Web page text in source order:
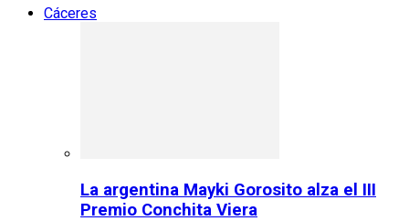
Cáceres
La argentina Mayki Gorosito alza el III
Premio Conchita Viera